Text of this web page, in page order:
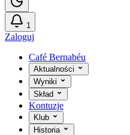
1
Zaloguj
Café Bernabéu
Aktualności
Wyniki
Skład
Kontuzje
Klub
Historia